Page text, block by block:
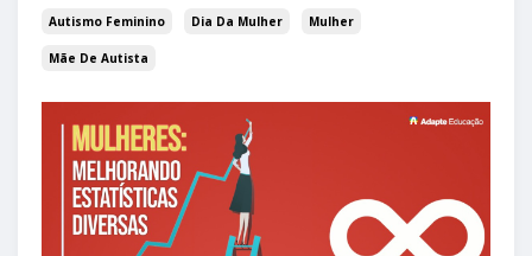
Autismo Feminino Dia Da Mulher Mulher
Mãe De Autista